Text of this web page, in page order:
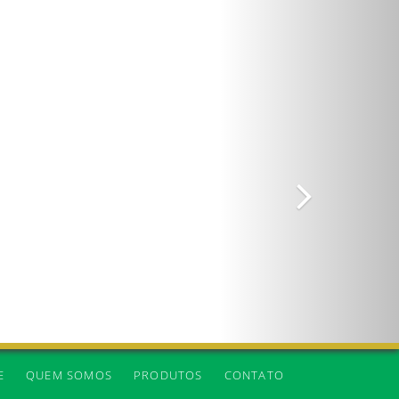
QUEM SOMOS PRODUTOS CONTATO